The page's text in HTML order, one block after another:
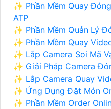
✨ Phần Mềm Quay
ATP
✨ Phần Mềm Quản Lý
✨ Phần Mềm Quay
✨ Lắp Camera Soi Mã
✨ Giải Pháp Camera
✨ Lắp Camera Quay
✨ Ứng Dụng Đặt Món
✨ Phần Mềm Order